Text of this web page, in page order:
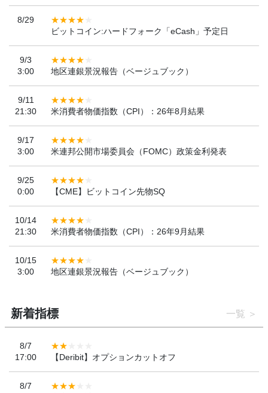
8/29
ビットコイン:ハードフォーク「eCash」予定日
9/3
3:00
地区連銀景況報告（ベージュブック）
9/11
21:30
米消費者物価指数（CPI）：26年8月結果
9/17
3:00
米連邦公開市場委員会（FOMC）政策金利発表
9/25
0:00
【CME】ビットコイン先物SQ
10/14
21:30
米消費者物価指数（CPI）：26年9月結果
10/15
3:00
地区連銀景況報告（ベージュブック）
新着指標 一覧
8/7
17:00
【Deribit】オプションカットオフ
8/7